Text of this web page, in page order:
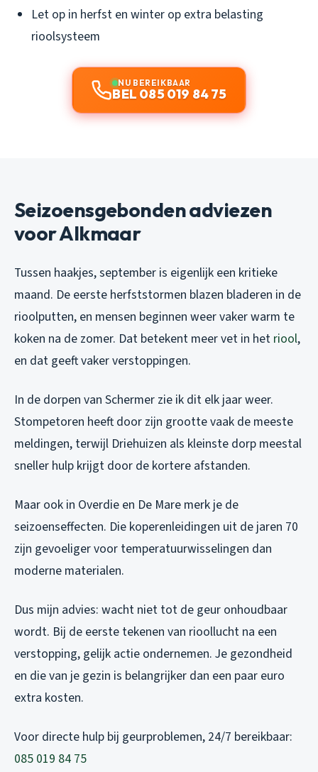
Let op in herfst en winter op extra belasting
rioolsysteem
NU BEREIKBAAR
BEL 085 019 84 75
Seizoensgebonden adviezen
voor Alkmaar
Tussen haakjes, september is eigenlijk een kritieke
maand. De eerste herfststormen blazen bladeren in de
rioolputten, en mensen beginnen weer vaker warm te
koken na de zomer. Dat betekent meer vet in het riool,
en dat geeft vaker verstoppingen.
In de dorpen van Schermer zie ik dit elk jaar weer.
Stompetoren heeft door zijn grootte vaak de meeste
meldingen, terwijl Driehuizen als kleinste dorp meestal
sneller hulp krijgt door de kortere afstanden.
Maar ook in Overdie en De Mare merk je de
seizoenseffecten. Die koperenleidingen uit de jaren 70
zijn gevoeliger voor temperatuurwisselingen dan
moderne materialen.
Dus mijn advies: wacht niet tot de geur onhoudbaar
wordt. Bij de eerste tekenen van rioollucht na een
verstopping, gelijk actie ondernemen. Je gezondheid
en die van je gezin is belangrijker dan een paar euro
extra kosten.
Voor directe hulp bij geurproblemen, 24/7 bereikbaar:
085 019 84 75